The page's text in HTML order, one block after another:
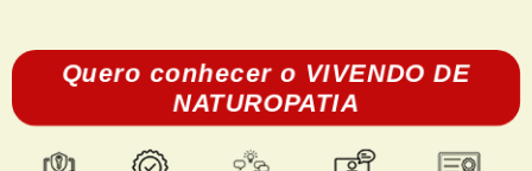
Quero conhecer o VIVENDO DE
NATUROPATIA